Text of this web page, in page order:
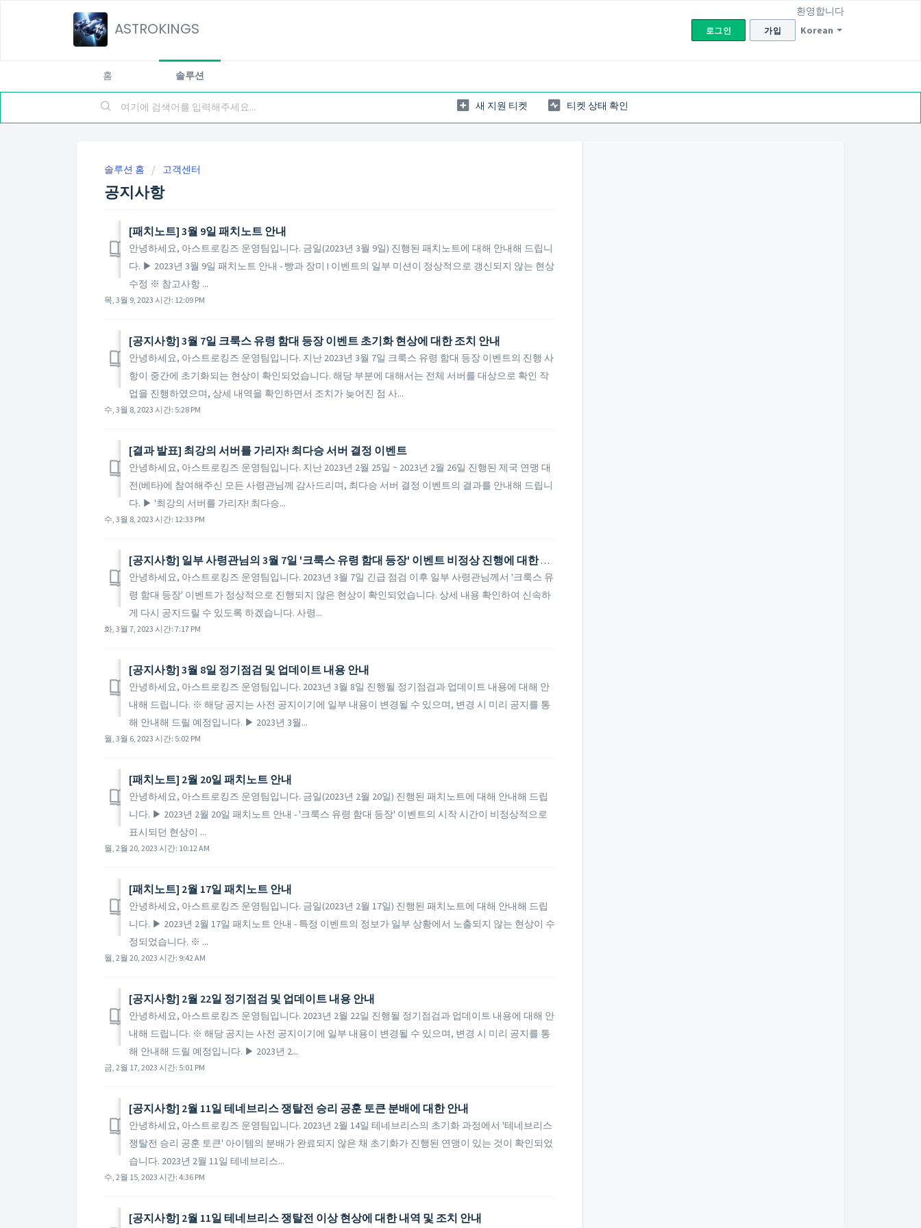
ASTROKINGS Korean
환영합니다
로그인 가입
홈 솔루션
새 지원 티켓 티켓 상태 확인
솔루션 홈 고객센터
공지사항
​[패치노트] 3월 9일 패치노트 안내
안녕하세요, 아스트로킹즈 운영팀입니다. 금일(2023년 3월 9일) 진행된 패치노트에 대해 안내해 드립니
다. ▶ 2023년 3월 9일 패치노트 안내 - 빵과 장미 I 이벤트의 일부 미션이 정상적으로 갱신되지 않는 현상
수정 ※ 참고사항 ...
목, 3월 9, 2023 시간: 12:09 PM
[공지사항] 3월 7일 크룩스 유령 함대 등장 이벤트 초기화 현상에 대한 조치 안내
안녕하세요, 아스트로킹즈 운영팀입니다. 지난 2023년 3월 7일 크룩스 유령 함대 등장 이벤트의 진행 사
항이 중간에 초기화되는 현상이 확인되었습니다. 해당 부분에 대해서는 전체 서버를 대상으로 확인 작
업을 진행하였으며, 상세 내역을 확인하면서 조치가 늦어진 점 사...
수, 3월 8, 2023 시간: 5:28 PM
[결과 발표] 최강의 서버를 가리자! 최다승 서버 결정 이벤트
안녕하세요, 아스트로킹즈 운영팀입니다. 지난 2023년 2월 25일 ~ 2023년 2월 26일 진행된 제국 연맹 대
전(베타)에 참여해주신 모든 사령관님께 감사드리며, 최다승 서버 결정 이벤트의 결과를 안내해 드립니
다. ▶ '최강의 서버를 가리자! 최다승...
수, 3월 8, 2023 시간: 12:33 PM
[공지사항] 일부 사령관님의 3월 7일 '크룩스 유령 함대 등장' 이벤트 비정상 진행에 대한 안내
안녕하세요, 아스트로킹즈 운영팀입니다. 2023년 3월 7일 긴급 점검 이후 일부 사령관님께서 '크룩스 유
령 함대 등장' 이벤트가 정상적으로 진행되지 않은 현상이 확인되었습니다. 상세 내용 확인하여 신속하
게 다시 공지드릴 수 있도록 하겠습니다. 사령...
화, 3월 7, 2023 시간: 7:17 PM
[공지사항] 3월 8일 정기점검 및 업데이트 내용 안내
안녕하세요, 아스트로킹즈 운영팀입니다. 2023년 3월 8일 진행될 정기점검과 업데이트 내용에 대해 안
내해 드립니다. ※ 해당 공지는 사전 공지이기에 일부 내용이 변경될 수 있으며, 변경 시 미리 공지를 통
해 안내해 드릴 예정입니다. ▶ 2023년 3월...
월, 3월 6, 2023 시간: 5:02 PM
​[패치노트] 2월 20일 패치노트 안내
안녕하세요, 아스트로킹즈 운영팀입니다. 금일(2023년 2월 20일) 진행된 패치노트에 대해 안내해 드립
니다. ▶ 2023년 2월 20일 패치노트 안내 - '크룩스 유령 함대 등장' 이벤트의 시작 시간이 비정상적으로
표시되던 현상이 ...
월, 2월 20, 2023 시간: 10:12 AM
​[패치노트] 2월 17일 패치노트 안내
안녕하세요, 아스트로킹즈 운영팀입니다. 금일(2023년 2월 17일) 진행된 패치노트에 대해 안내해 드립
니다. ▶ 2023년 2월 17일 패치노트 안내 - 특정 이벤트의 정보가 일부 상황에서 노출되지 않는 현상이 수
정되었습니다. ※ ...
월, 2월 20, 2023 시간: 9:42 AM
[공지사항] 2월 22일 정기점검 및 업데이트 내용 안내
안녕하세요, 아스트로킹즈 운영팀입니다. 2023년 2월 22일 진행될 정기점검과 업데이트 내용에 대해 안
내해 드립니다. ※ 해당 공지는 사전 공지이기에 일부 내용이 변경될 수 있으며, 변경 시 미리 공지를 통
해 안내해 드릴 예정입니다. ▶ 2023년 2...
금, 2월 17, 2023 시간: 5:01 PM
[공지사항] 2월 11일 테네브리스 쟁탈전 승리 공훈 토큰 분배에 대한 안내
안녕하세요, 아스트로킹즈 운영팀입니다. 2023년 2월 14일 테네브리스의 초기화 과정에서 '테네브리스
쟁탈전 승리 공훈 토큰' 아이템의 분배가 완료되지 않은 채 초기화가 진행된 연맹이 있는 것이 확인되었
습니다. 2023년 2월 11일 테네브리스...
수, 2월 15, 2023 시간: 4:36 PM
[공지사항] 2월 11일 테네브리스 쟁탈전 이상 현상에 대한 내역 및 조치 안내